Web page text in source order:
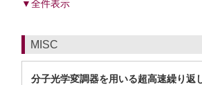
▼全件表示
MISC
分子光学変調器を用いる超高速繰り返